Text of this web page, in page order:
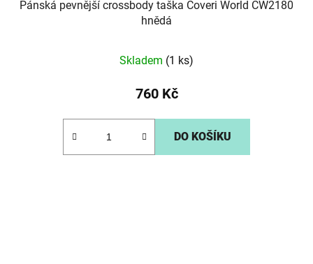
Pánská pevnější crossbody taška Coveri World CW2180
hnědá
Skladem (1 ks)
760 Kč
DO KOŠÍKU